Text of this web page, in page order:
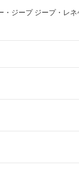
・ジープ ジープ・レ